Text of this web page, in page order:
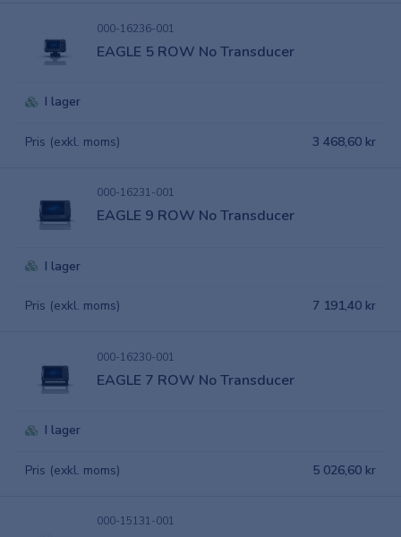
000-16236-001
EAGLE 5 ROW No Transducer
I lager
Pris (exkl. moms) 3 468,60 kr
000-16231-001
EAGLE 9 ROW No Transducer
I lager
Pris (exkl. moms) 7 191,40 kr
000-16230-001
EAGLE 7 ROW No Transducer
I lager
Pris (exkl. moms) 5 026,60 kr
000-15131-001